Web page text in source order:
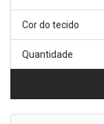
Cor do tecido
Quantidade